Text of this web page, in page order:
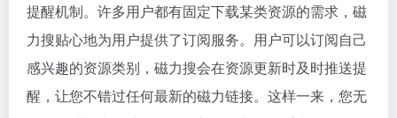
提醒机制。许多用户都有固定下载某类资源的需求，磁
力搜贴心地为用户提供了订阅服务。用户可以订阅自己
感兴趣的资源类别，磁力搜会在资源更新时及时推送提
醒，让您不错过任何最新的磁力链接。这样一来，您无